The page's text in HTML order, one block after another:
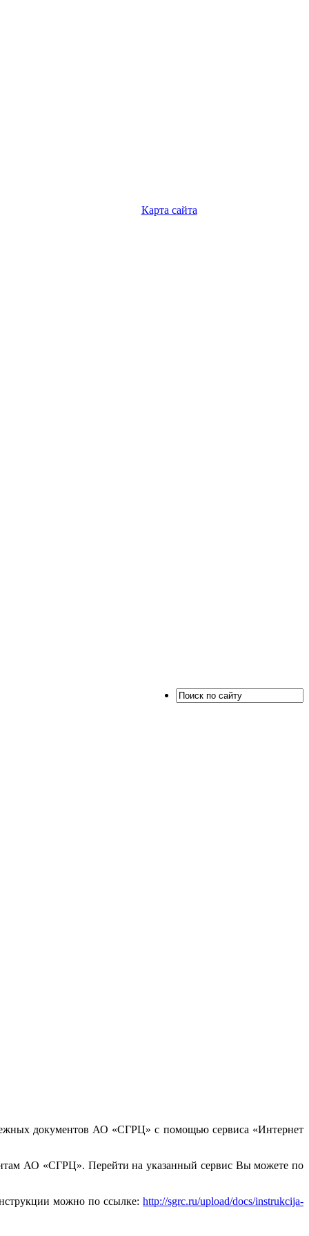
Карта сайта
документов АО «СГРЦ» c помощью сервиса «Интернет
АО «СГРЦ». Перейти на указанный сервис Вы можете по
можно по ссылке: http://sgrc.ru/upload/docs/instrukcija-